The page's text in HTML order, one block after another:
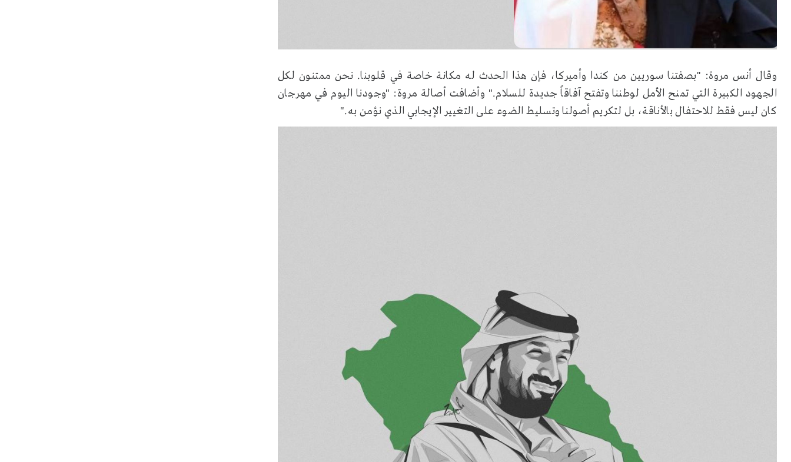
وقال أنس مروة: "بصفتنا سوريين من كندا وأميركا، فإن هذا الحدث له مكانة خاصة في قلوبنا. نحن ممتنون لكل
الجهود الكبيرة التي تمنح الأمل لوطننا وتفتح آفاقاً جديدة للسلام." وأضافت أصالة مروة: "وجودنا اليوم في مهرجان
كان ليس فقط للاحتفال بالأناقة، بل لتكريم أصولنا وتسليط الضوء على التغيير الإيجابي الذي نؤمن به."